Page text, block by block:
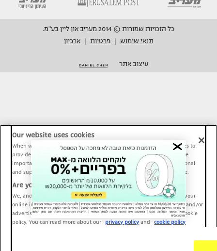
כל הזכויות שמורות © 2014 מעריב און ליין בע"מ.
תנאי שימוש
פרטיות ארכיון
עיצוב אתר
Our website uses cookies
When we provide Maariv, TMI and Sport1 content online, we use cookies to
provide social media features and to analyze our traffic. These tools are
important and necessary for our website functionality. Others are optional
and support Maariv, TMI and Sport1 activity and your online experience.
Are you happy to accept cookies?
We, and our partners, use information about your use of our site and your
online interactions to improve our services and to personalize content and/or
advertising for you. You can read more about our privacy policy and cookie
policy. You can read more about our
privacy policy and cookie policy